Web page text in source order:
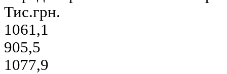
Тис.грн.
1061,1
905,5
1077,9